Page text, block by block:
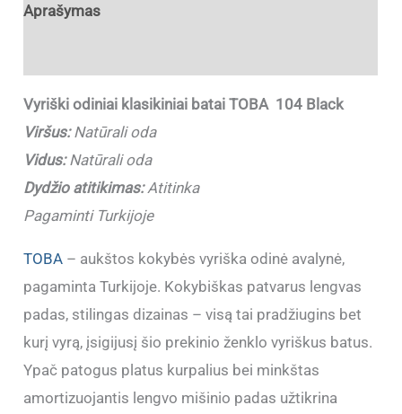
Aprašymas
Vyriški odiniai klasikiniai batai TOBA 104 Black
Viršus:Natūrali oda
Vidus:Natūrali oda
Dydžio atitikimas:Atitinka
Pagaminti Turkijoje
TOBA – aukštos kokybės vyriška odinė avalynė,
pagaminta Turkijoje. Kokybiškas patvarus lengvas
padas, stilingas dizainas – visą tai pradžiugins bet
kurį vyrą, įsigijusį šio prekinio ženklo vyriškus batus.
Ypač patogus platus kurpalius bei minkštas
amortizuojantis lengvo mišinio padas užtikrina